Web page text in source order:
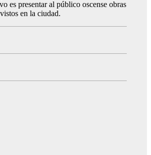
es presentar al público oscense obras
en la ciudad.